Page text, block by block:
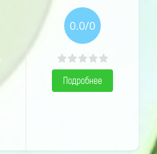
0.0/0
Подробнее